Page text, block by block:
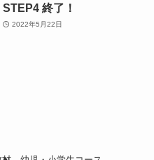
STEP4 終了！
2022年5月22日